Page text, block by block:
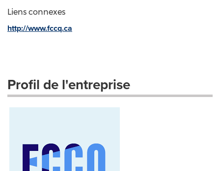
Liens connexes
http://www.fccq.ca
Profil de l'entreprise